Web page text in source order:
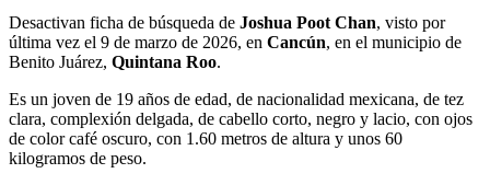
Desactivan ficha de búsqueda de Joshua Poot Chan, visto por
última vez el 9 de marzo de 2026, en Cancún, en el municipio de
Benito Juárez, Quintana Roo.
Es un joven de 19 años de edad, de nacionalidad mexicana, de tez
clara, complexión delgada, de cabello corto, negro y lacio, con ojos
de color café oscuro, con 1.60 metros de altura y unos 60
kilogramos de peso.